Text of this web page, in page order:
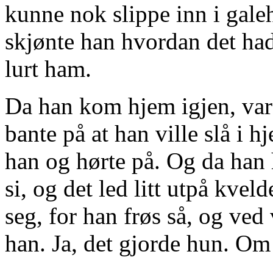
kunne nok slippe inn i
skjønte han hvordan det
lurt ham.
Da han kom hjem igjen,
bante på at han ville slå i
han og hørte på. Og da
si, og det led litt utpå
seg, for han frøs så, og
han. Ja, det gjorde hun.